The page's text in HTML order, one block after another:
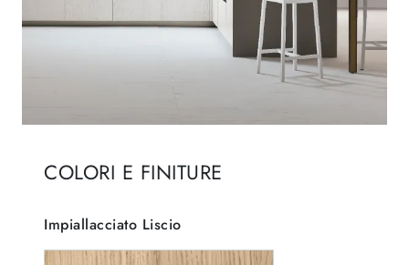
COLORI E FINITURE
Impiallacciato Liscio